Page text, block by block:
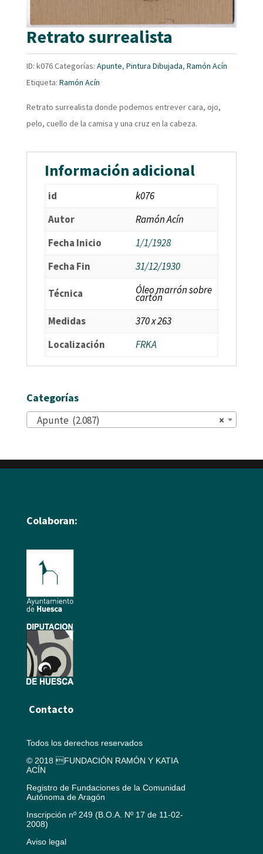
Retrato surrealista
ID: k076Categorías: Apunte, Pintura Dibujada, Ramón Acín
Etiqueta: Ramón Acín
Retrato surrealista donde podemos entrever cara, ojo,
pelo, cuello de la camisa y una cruz en la cabeza.
Información adicional
id
k076
Autor
Ramón Acín
Fecha Inicio
1/1/1928
Fecha Fin
31/12/1930
Técnica Óleo marrón sobre
cartón
Medidas
370 x 263
Localización
FRKA
Categorías
×
Apunte (2.087)
Colaboran:
Contacto
Todos los derechos reservados
© 2018 FUNDACIÓN RAMÓN Y KATIA
ACÍN
Registro de Fundaciones de la Comunidad
Autónoma de Aragón
Inscripción nº 249 (B.O.A. Nº 17 de 11-02-
2008)
Aviso legal